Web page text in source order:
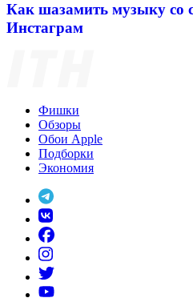
Как шазамить музыку со
Инстаграм
Фишки
Обзоры
Обои Apple
Подборки
Экономия